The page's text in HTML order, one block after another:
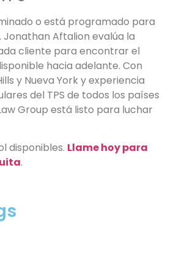
o está programado para
Aftalion evalúa la
cliente para encontrar el
hacia adelante. Con
y Nueva York y experiencia
del TPS de todos los países
Group está listo para luchar
disponibles. Llame hoy para
.